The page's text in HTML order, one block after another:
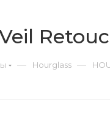
— Hourglass —